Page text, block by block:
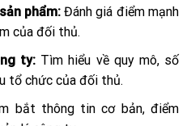
phẩm:Đánh giá điểm mạnh
của đối thủ.
ty: Tìm hiểu về quy mô, số
tổ chức của đối thủ.
bắt thông tin cơ bản, điểm